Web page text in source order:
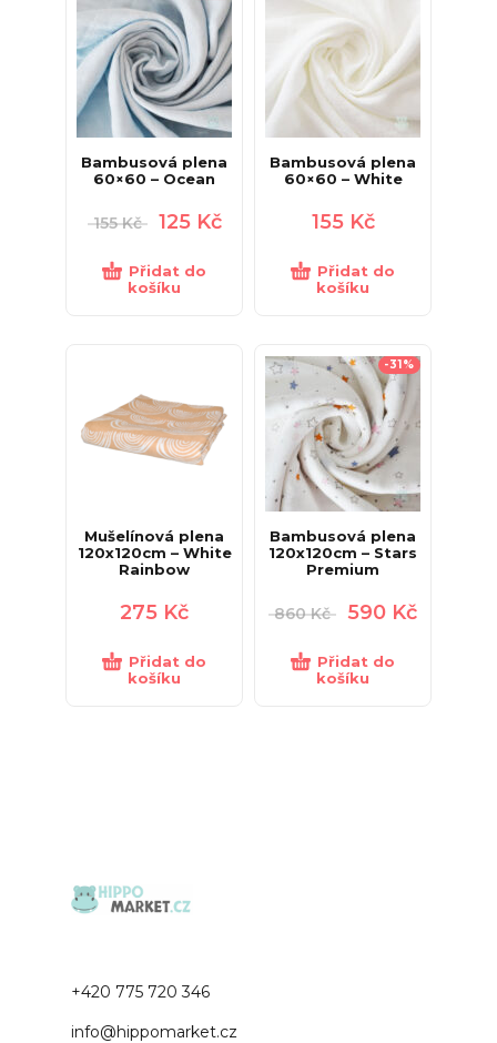
Bambusová plena
60×60 – Ocean
155Kč 125 Kč
Přidat do
košíku
Bambusová plena
60×60 – White
155 Kč
Přidat do
košíku
Mušelínová plena
120x120cm – White
Rainbow
275 Kč
Přidat do
košíku
-31%
Bambusová plena
120x120cm – Stars
Premium
860Kč 590 Kč
Přidat do
košíku
+420 775 720 346
info@hippomarket.cz